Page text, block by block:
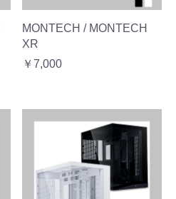
MONTECH / MONTECH
XR
￥7,000